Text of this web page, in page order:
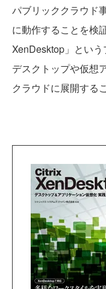
パブリッククラウド
に動作することを検
XenDesktop」とい
デスクトップや仮想
クラウドに展開する